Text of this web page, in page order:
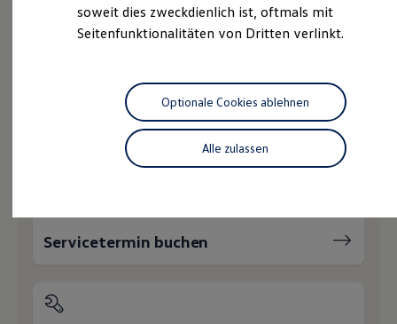
Driving Experience
Volkswagen entdecken
Lifestyle Shop
T-Roc Kollektion
Golf Kollektion
ID. Kollektion
Volkswagen Kollektion
R-Kollektion
Besitzer und Service
Online-Fahrzeugbewertung
Wie können wir
Ihnen weiterhelfen?
Servicetermin buchen
soweit dies zweckdienlich ist, oftmals mit
Seitenfunktionalitäten von Dritten verlinkt.
Alle zulassen
Optionale Cookies ablehnen